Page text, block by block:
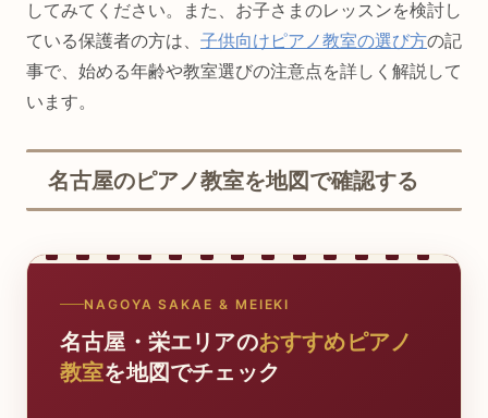
してみてください。また、お子さまのレッスンを検討し
ている保護者の方は、 子供向けピアノ教室の選び方の記
事で、始める年齢や教室選びの注意点を詳しく解説して
います。
名古屋のピアノ教室を地図で確認する
NAGOYA SAKAE & MEIEKI
名古屋・栄エリアのおすすめピアノ
教室を地図でチェック